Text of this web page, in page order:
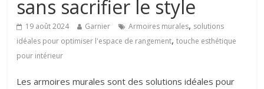
sans sacrifier le style
19 août 2024 Garnier Armoires murales, solutions
idéales pour optimiser l'espace de rangement,touche esthétique
pour intérieur
Les armoires murales sont des solutions idéales pour